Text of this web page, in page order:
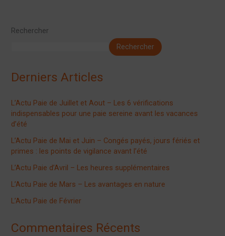
Rechercher
Rechercher
Derniers Articles
L’Actu Paie de Juillet et Aout – Les 6 vérifications
indispensables pour une paie sereine avant les vacances
d’été
L’Actu Paie de Mai et Juin – Congés payés, jours fériés et
primes : les points de vigilance avant l’été
L’Actu Paie d’Avril – Les heures supplémentaires
L’Actu Paie de Mars – Les avantages en nature
L’Actu Paie de Février
Commentaires Récents